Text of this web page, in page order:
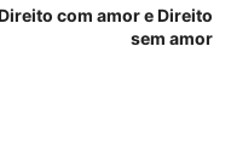
com amor e Direito
sem amor